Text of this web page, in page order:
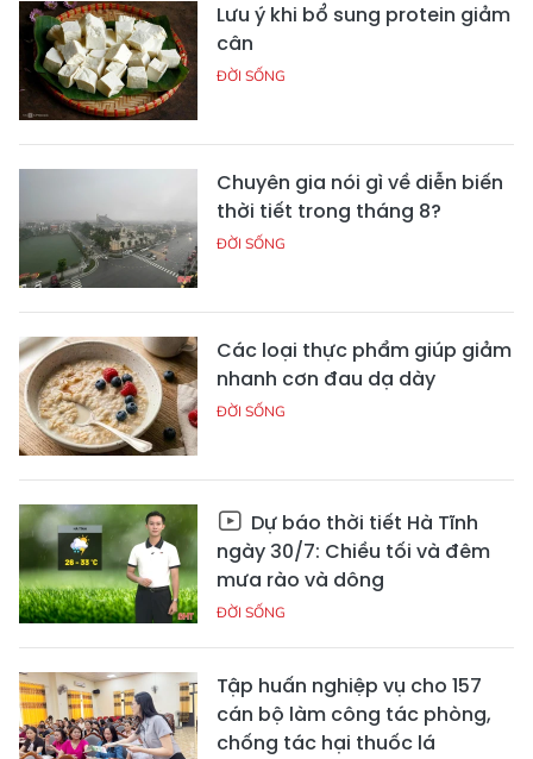
Lưu ý khi bổ sung protein giảm
cân
ĐỜI SỐNG
Chuyên gia nói gì về diễn biến
thời tiết trong tháng 8?
ĐỜI SỐNG
Các loại thực phẩm giúp giảm
nhanh cơn đau dạ dày
ĐỜI SỐNG
Dự báo thời tiết Hà Tĩnh
ngày 30/7: Chiều tối và đêm
mưa rào và dông
ĐỜI SỐNG
Tập huấn nghiệp vụ cho 157
cán bộ làm công tác phòng,
chống tác hại thuốc lá